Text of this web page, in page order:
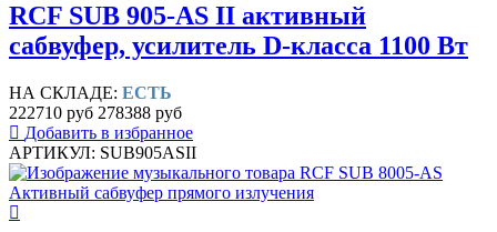
RCF SUB 905-AS II активный
сабвуфер, усилитель D-класса 1100 Вт
НА СКЛАДЕ: ЕСТЬ
222710 руб 278388 руб
Добавить в избранное
АРТИКУЛ: SUB905ASII